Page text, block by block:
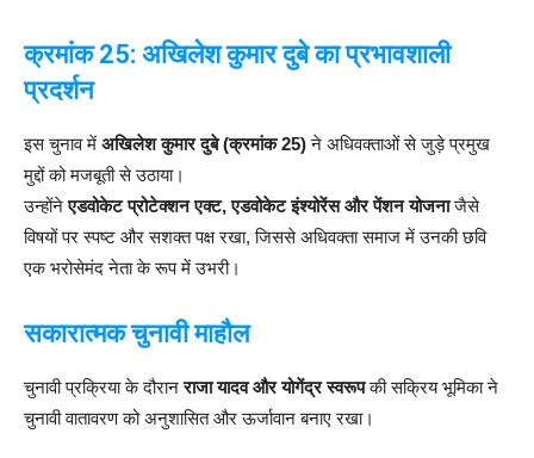
क्रमांक 25: अखिलेश कुमार दुबे का प्रभावशाली
प्रदर्शन
इस चुनाव में अखिलेश कुमार दुबे (क्रमांक 25)ने अधिवक्ताओं से जुड़े प्रमुख
मुद्दों को मजबूती से उठाया।
उन्होंनेएडवोकेट प्रोटेक्शन एक्ट, एडवोकेट इंश्योरेंस और पेंशन योजनाजैसे
विषयों पर स्पष्ट और सशक्त पक्ष रखा, जिससे अधिवक्ता समाज में उनकी छवि
एक भरोसेमंद नेता के रूप में उभरी।
सकारात्मक चुनावी माहौल
चुनावी प्रक्रिया के दौरानराजा यादव और योगेंद्र स्वरूपकी सक्रिय भूमिका ने
चुनावी वातावरण को अनुशासित और ऊर्जावान बनाए रखा।